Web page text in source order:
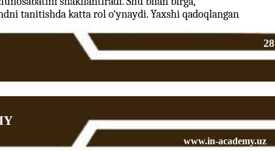
28
tanitishda katta rol o‘ynaydi. Yaxshi qadoqlangan
www.in-academy.uz